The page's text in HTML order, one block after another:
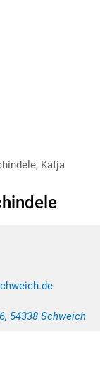
Katja
54338 Schweich